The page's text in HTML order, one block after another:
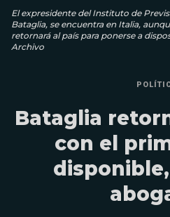
El expresidente del Instituto de
Bataglia, se encuentra en Italia,
retornará al país para ponerse a
Archivo
Bataglia
con el